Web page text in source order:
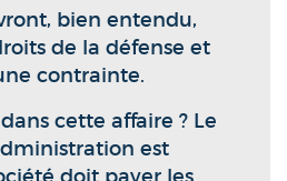
bien entendu,
de la défense et
contrainte.
cette affaire ? Le
est